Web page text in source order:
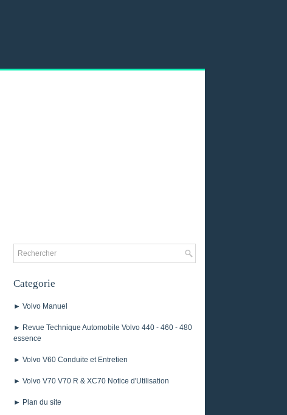
Categorie
► Volvo Manuel
► Revue Technique Automobile Volvo 440 - 460 - 480
essence
► Volvo V60 Conduite et Entretien
► Volvo V70 V70 R & XC70 Notice d'Utilisation
► Plan du site